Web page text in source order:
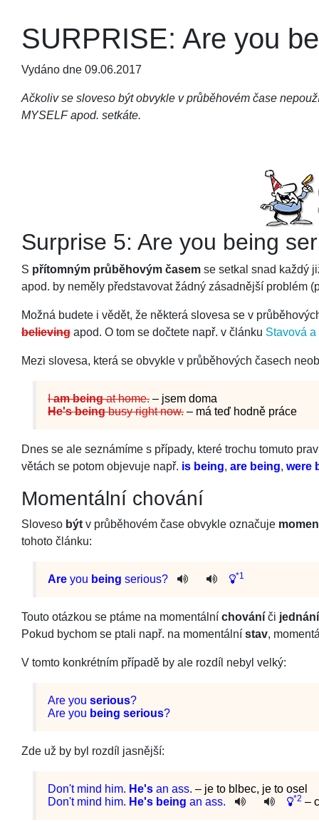
SURPRISE: Are you
Vydáno dne 09.06.2017
Ačkoliv se sloveso být obvykle v průběhovém čase
MYSELF apod. setkáte.
Surprise 5: Are you being
S přítomným průběhovým časem se setkal snad každý
apod. by neměly představovat žádný zásadnější problém
Možná budete i vědět, že některá slovesa se v
believing apod. O tom se dočtete např. v článku Stavová
Mezi slovesa, která se obvykle v průběhových časech
Iam beingat home. – jsem doma
He's beingbusy right now. – má teď hodně práce
Dnes se ale seznámíme s případy, které trochu tomuto
větách se potom objevuje např. is being, are being, were
Momentální chování
Sloveso být v průběhovém čase obvykle označuje
tohoto článku:
Are you being serious? *1
Touto otázkou se ptáme na momentální chování či jednání
Pokud bychom se ptali např. na momentální stav,
V tomto konkrétním případě by ale rozdíl nebyl velký:
Are you serious?
Are you being serious?
Zde už by byl rozdíl jasnější:
Don't mind him. He's an ass. – je to blbec, je to osel
Don't mind him. He's being an ass. *2 –